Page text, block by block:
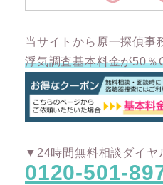
当サイトから原一探偵事
浮気調査基本料金が50％
▼24時間無料相談ダイヤ
0120-501-